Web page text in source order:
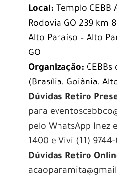
Local: Templo CEBB
Rodovia GO 239 km
Alto Paraíso – Alto
GO
Organização:
(Brasília, Goiânia,
Dúvidas Retiro
para
pelo WhatsApp Inez
1400 e Vivi (11) 9744-
Dúvidas Retiro